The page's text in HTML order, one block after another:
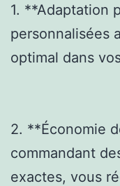
1. **Adaptation
personnalisées
optimal dans
2. **Économie
commandant
exactes, vous